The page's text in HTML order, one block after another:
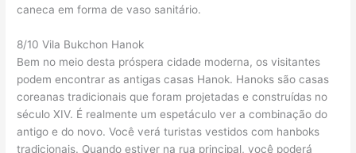
caneca em forma de vaso sanitário.
8/10 Vila Bukchon Hanok
Bem no meio desta próspera cidade moderna, os visitantes
podem encontrar as antigas casas Hanok. Hanoks são casas
coreanas tradicionais que foram projetadas e construídas no
século XIV. É realmente um espetáculo ver a combinação do
antigo e do novo. Você verá turistas vestidos com hanboks
tradicionais. Quando estiver na rua principal, você poderá